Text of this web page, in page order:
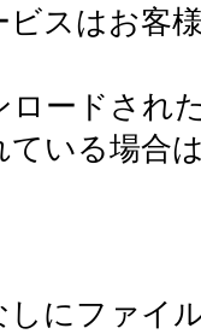
ビスはお客
ロードされ
ている場合
しにファイ